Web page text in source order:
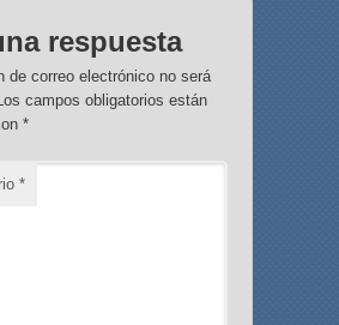
respuesta
de correo electrónico no será
campos obligatorios están
*
*